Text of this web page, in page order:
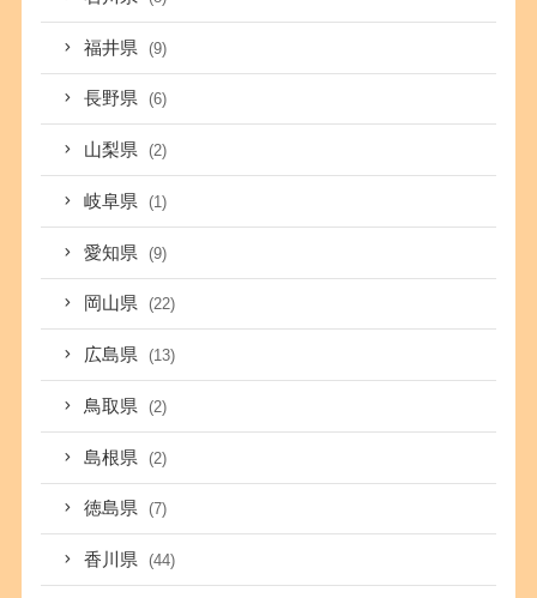
福井県 (9)
長野県 (6)
山梨県 (2)
岐阜県 (1)
愛知県 (9)
岡山県 (22)
広島県 (13)
鳥取県 (2)
島根県 (2)
徳島県 (7)
香川県 (44)